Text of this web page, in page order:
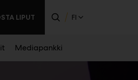
Mediapankki
LIPUT FI